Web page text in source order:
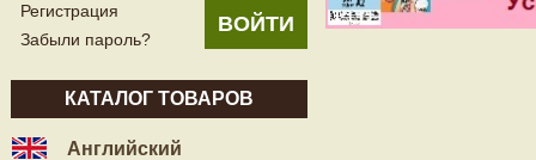
Регистрация
Забыли пароль?
КАТАЛОГ ТОВАРОВ
Английский